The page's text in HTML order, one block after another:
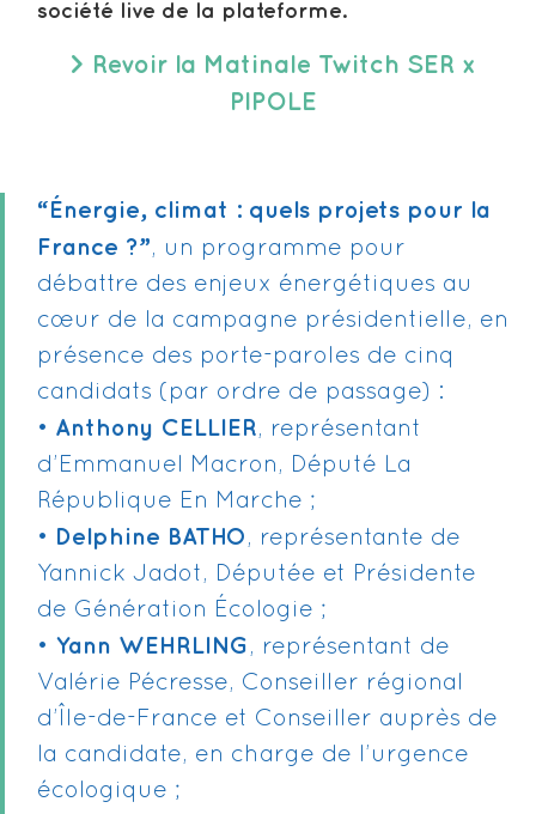
société live de la plateforme.
> Revoir la Matinale Twitch SER x
PIPOLE
“Énergie, climat : quels projets pour la
France ?”, un programme pour
débattre des enjeux énergétiques au
cœur de la campagne présidentielle, en
présence des porte-paroles de cinq
candidats (par ordre de passage) :
• Anthony CELLIER , représentant
d’Emmanuel Macron, Député La
République En Marche ;
•
Delphine BATHO , représentante de
Yannick Jadot, Députée et Présidente
de Génération Écologie ;
• Yann WEHRLING , représentant de
Valérie Pécresse, Conseiller régional
d’Île-de-France et Conseiller auprès de
la candidate, en charge de l’urgence
écologique ;